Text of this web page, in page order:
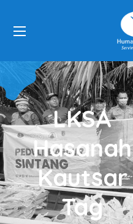
LKSA
Hasanah
Kautsar
Tag